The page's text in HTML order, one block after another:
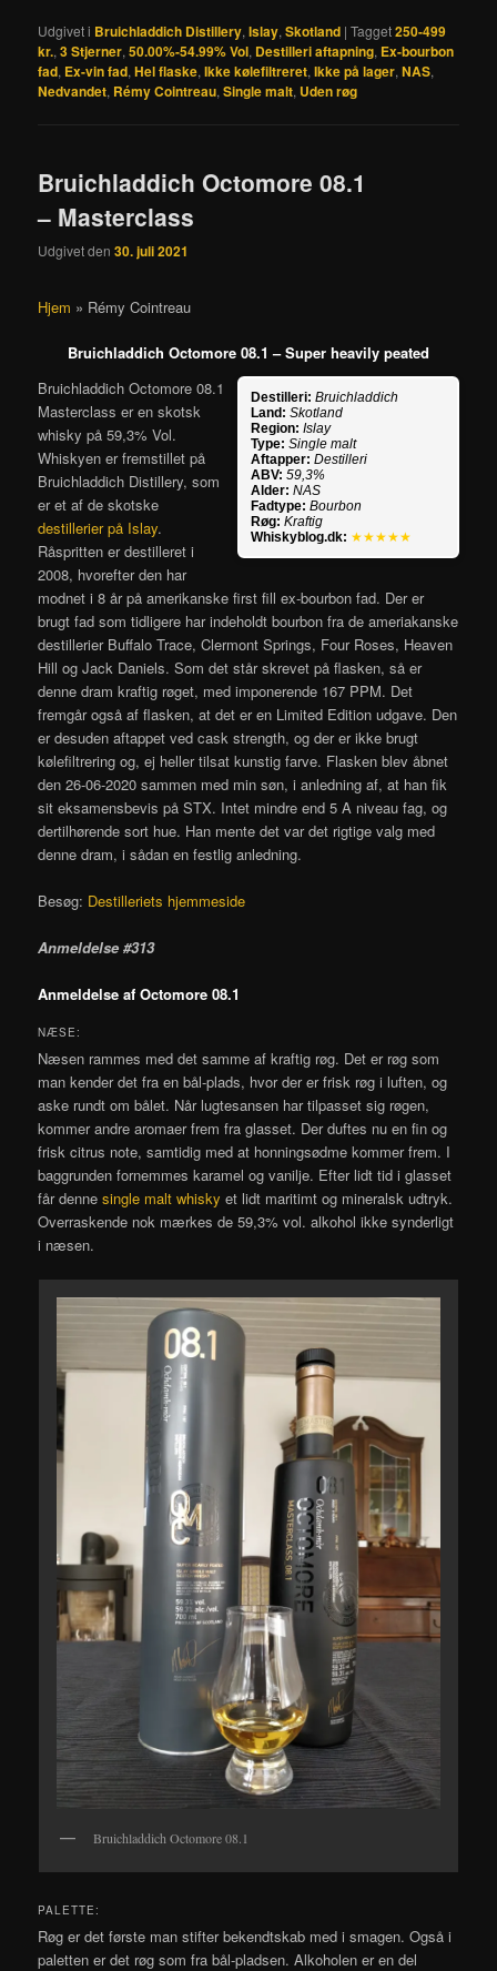
Udgivet i Bruichladdich Distillery,Islay,Skotland |Tagget250-499
kr.,3 Stjerner,50.00%-54.99% Vol, Destilleri aftapning, Ex-bourbon
fad, Ex-vin fad,Hel flaske,Ikke kølefiltreret,Ikke på lager,NAS,
Nedvandet, Rémy Cointreau,Single malt, Uden røg
Bruichladdich Octomore 08.1
– Masterclass
Udgivet den30. juli 2021
Hjem » Rémy Cointreau
Bruichladdich Octomore 08.1 – Super heavily peated
Destilleri: Bruichladdich
Land: Skotland
Region: Islay
Type: Single malt
Aftapper: Destilleri
ABV: 59,3%
Alder: NAS
Fadtype: Bourbon
Røg: Kraftig
Whiskyblog.dk: ★★★★★
Bruichladdich Octomore 08.1
Masterclass er en skotsk
whisky på 59,3% Vol.
Whiskyen er fremstillet på
Bruichladdich Distillery, som
er et af de skotske
destillerier på Islay.
Råspritten er destilleret i
2008, hvorefter den har
modnet i 8 år på amerikanske first fill ex-bourbon fad. Der er
brugt fad som tidligere har indeholdt bourbon fra de ameriakanske
destillerier Buffalo Trace, Clermont Springs, Four Roses, Heaven
Hill og Jack Daniels. Som det står skrevet på flasken, så er
denne dram kraftig røget, med imponerende 167 PPM. Det
fremgår også af flasken, at det er en Limited Edition udgave. Den
er desuden aftappet ved cask strength, og der er ikke brugt
kølefiltrering og, ej heller tilsat kunstig farve. Flasken blev åbnet
den 26-06-2020 sammen med min søn, i anledning af, at han fik
sit eksamensbevis på STX. Intet mindre end 5 A niveau fag, og
dertilhørende sort hue. Han mente det var det rigtige valg med
denne dram, i sådan en festlig anledning.
Besøg: Destilleriets hjemmeside
Anmeldelse #313
Anmeldelse af Octomore 08.1
NÆSE:
Næsen rammes med det samme af kraftig røg. Det er røg som
man kender det fra en bål-plads, hvor der er frisk røg i luften, og
aske rundt om bålet. Når lugtesansen har tilpasset sig røgen,
kommer andre aromaer frem fra glasset. Der duftes nu en fin og
frisk citrus note, samtidig med at honningsødme kommer frem. I
baggrunden fornemmes karamel og vanilje. Efter lidt tid i glasset
får dennesingle malt whisky et lidt maritimt og mineralsk udtryk.
Overraskende nok mærkes de 59,3% vol. alkohol ikke synderligt
i næsen.
Bruichladdich Octomore 08.1
PALETTE:
Røg er det første man stifter bekendtskab med i smagen. Også i
paletten er det røg som fra bål-pladsen. Alkoholen er en del